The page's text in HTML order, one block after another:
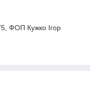
ФОП Кужко Ігор